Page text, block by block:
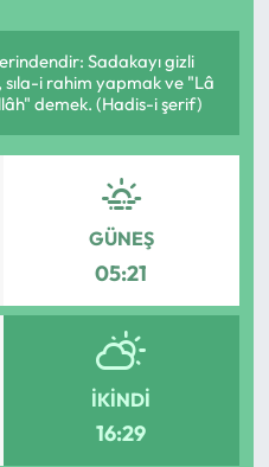
Sadakayı gizli
i rahim yapmak ve "Lâ
demek. (Hadis-i şerif)
GÜNEŞ
05:21
İKINDI
16:29